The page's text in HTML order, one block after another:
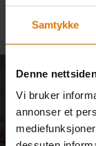
Samtykke
Denne
Vi bruker
annonser et
Bli
få 10